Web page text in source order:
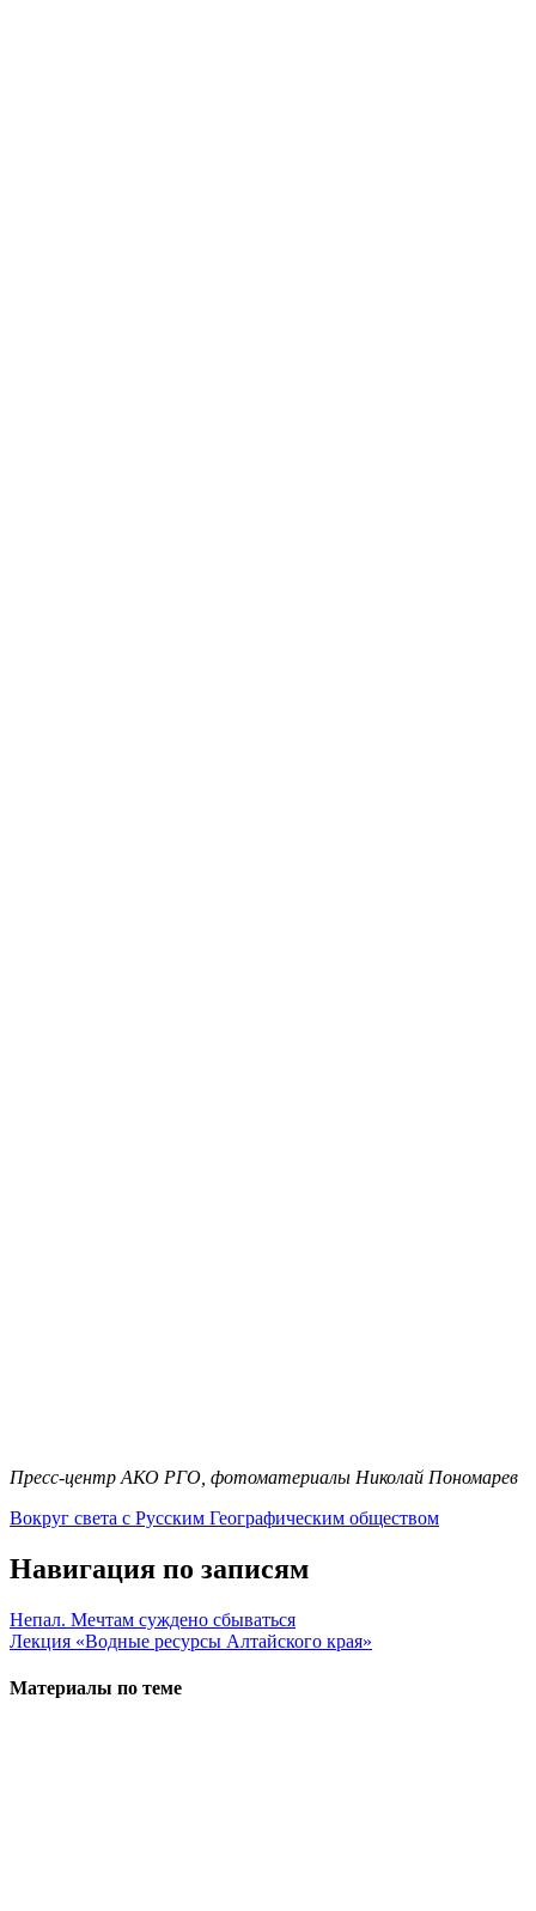
Пресс-центр АКО РГО, фотоматериалы Николай Пономарев
Вокруг света с Русским Географическим обществом
Навигация по записям
Непал. Мечтам суждено сбываться
Лекция «Водные ресурсы Алтайского края»
Материалы по теме